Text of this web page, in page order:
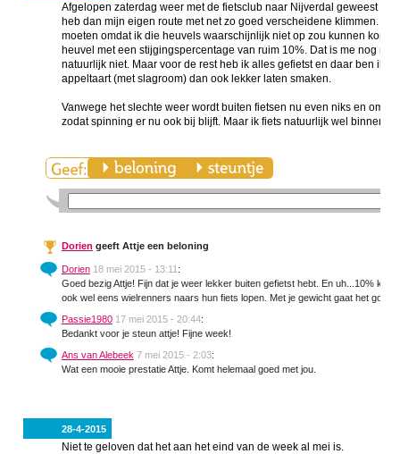
Afgelopen zaterdag weer met de fietsclub naar Nijverdal geweest
heb dan mijn eigen route met net zo goed verscheidene klimmen.
moeten omdat ik die heuvels waarschijnlijk niet op zou kunnen
heuvel met een stijgingspercentage van ruim 10%. Dat is me nog
natuurlijk niet. Maar voor de rest heb ik alles gefietst en daar ben ik
appeltaart (met slagroom) dan ook lekker laten smaken.
Vanwege het slechte weer wordt buiten fietsen nu even niks en
zodat spinning er nu ook bij blijft. Maar ik fiets natuurlijk wel binnen.
Dorien geeft Attje een beloning
Dorien 18 mei 2015 - 13:11 :
Goed bezig Attje! Fijn dat je weer lekker buiten gefietst hebt. En uh...10%
ook wel eens wielrenners naars hun fiets lopen. Met je gewicht gaat het goed
Passie1980 17 mei 2015 - 20:44:
Bedankt voor je steun attje! Fijne week!
Ans van Alebeek 7 mei 2015 - 2:03:
Wat een mooie prestatie Attje. Komt helemaal goed met jou.
28-4-2015
Niet te geloven dat het aan het eind van de week al mei is.